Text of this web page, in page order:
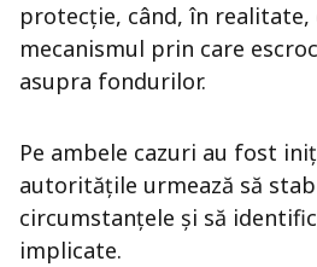
protecție, când, în realitate,
mecanismul prin care
asupra fondurilor.
Pe ambele cazuri au fost
autoritățile urmează să
circumstanțele și să
implicate.